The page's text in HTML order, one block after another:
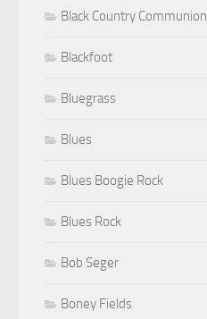
Black Country Communion
Blackfoot
Bluegrass
Blues
Blues Boogie Rock
Blues Rock
Bob Seger
Boney Fields